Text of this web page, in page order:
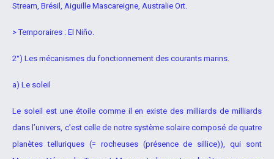
Stream, Brésil, Aiguille Mascareigne, Australie Ort.
> Temporaires : El Niño.
2°) Les mécanismes du fonctionnement des courants marins.
a) Le soleil
Le soleil est une étoile comme il en existe des milliards de milliards
dans l’univers, c’est celle de notre système solaire composé de quatre
planètes telluriques (= rocheuses (présence de sillice)), qui sont